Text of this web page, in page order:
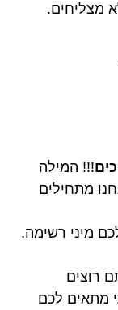
מצליחים.
!!! המילה
מתחילים
מיני רשימה.
רוצים
מתאים לכם